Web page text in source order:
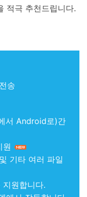
적극 추천드립니다.
송
서 Android로)간
원
기타 여러 파일
원합니다.